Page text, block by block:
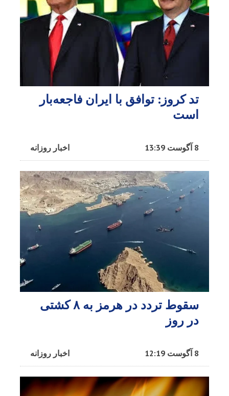
تد کروز: توافق با ایران فاجعه‌بار
است
اخبار روزانه 8 آگوست 13:39
سقوط تردد در هرمز به ۸ کشتی
در روز
اخبار روزانه 8 آگوست 12:19